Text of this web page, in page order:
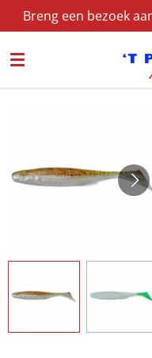
direct
naar
Breng een bezoek